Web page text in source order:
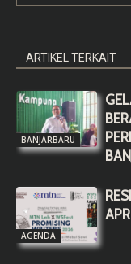
ARTIKEL TERKAIT
BANJARBARU
AGENDA